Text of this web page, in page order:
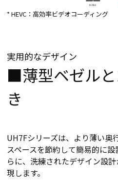
* HEVC：高効率ビデオコーディング
実用的なデザイン
■薄型ベゼル
き
UH7Fシリーズは、より薄い奥
スペースを節約して簡易的に
らに、洗練されたデザイン設
現します。